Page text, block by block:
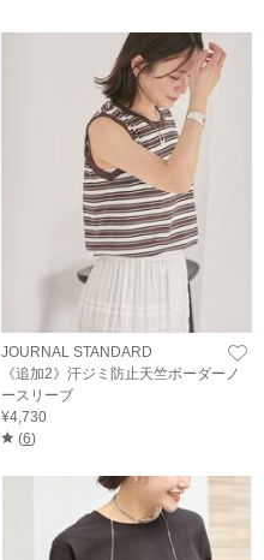
JOURNAL STANDARD
《追加2》汗ジミ防止天竺ボーダーノ
ースリーブ
¥4,730
(6)